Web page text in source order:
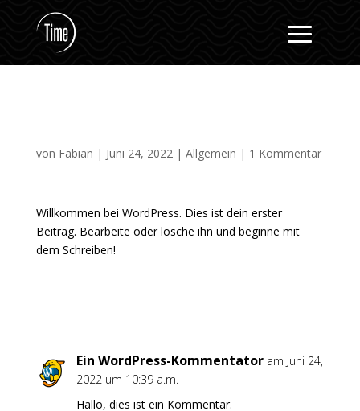
von Fabian | Juni 24, 2022| Allgemein | 1 Kommentar
Willkommen bei WordPress. Dies ist dein erster
Beitrag. Bearbeite oder lösche ihn und beginne mit
dem Schreiben!
Ein WordPress-Kommentator am Juni 24,
2022 um 10:39 a.m.
Hallo, dies ist ein Kommentar.